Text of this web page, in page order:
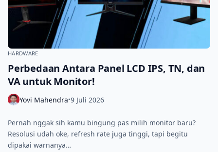
HARDWARE
Perbedaan Antara Panel LCD IPS, TN, dan
VA untuk Monitor!
Yovi Mahendra•9 Juli 2026
Pernah nggak sih kamu bingung pas milih monitor baru?
Resolusi udah oke, refresh rate juga tinggi, tapi begitu
dipakai warnanya…